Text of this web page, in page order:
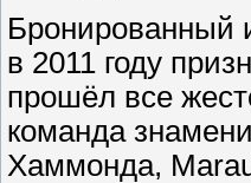
Бронированный
в 2011 году
прошёл все
команда
Хаммонда,